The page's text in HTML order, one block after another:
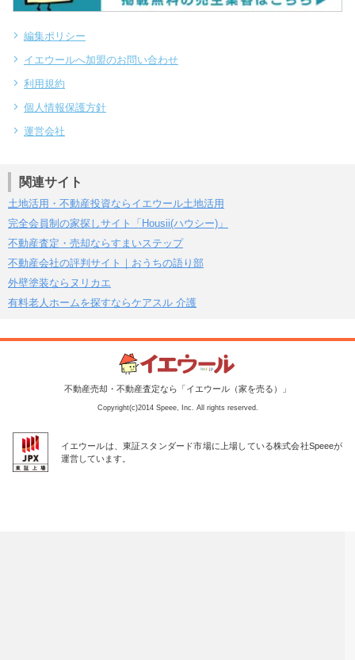
編集ポリシー
イエウールへ加盟のお問い合わせ
利用規約
個人情報保護方針
運営会社
関連サイト
土地活用・不動産投資ならイエウール土地活用
完全会員制の家探しサイト「Housii(ハウシー)」
不動産査定・売却ならすまいステップ
不動産会社の評判サイト｜おうちの語り部
外壁塗装ならヌリカエ
有料老人ホームを探すならケアスル 介護
不動産売却・不動産査定なら「イエウール（家を売る）」
Copyright(c)2014 Speee, Inc. All rights reserved.
イエウールは、東証スタンダード市場に上場している株式会社Speeeが
運営しています。